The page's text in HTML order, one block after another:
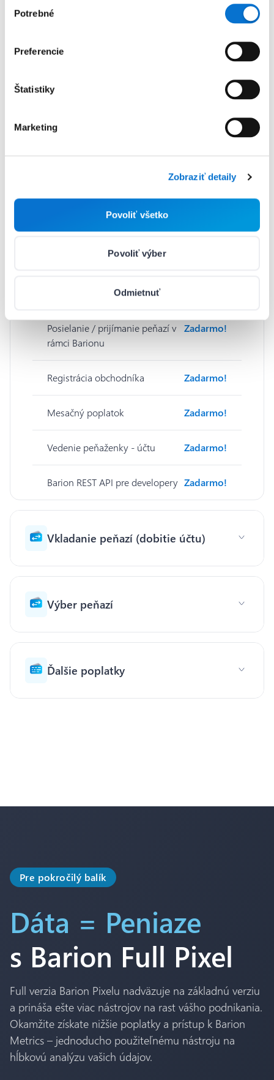
súhlasu
Potrebné
Preferencie
Štatistiky
Marketing
Zobraziť detaily
Povoliť všetko
Povoliť výber
Odmietnuť
Doplnkové služby a
Základné služby
Barion web a mobilná app
Posielanie / prijímanie peňazí v
rámci Barionu
Zadarmo!
Registrácia obchodníka Zadarmo!
Mesačný poplatok Zadarmo!
Vedenie peňaženky - účtu Zadarmo!
Barion REST API pre developery Zadarmo!
Vkladanie peňazí (dobitie účtu)
Výber peňazí
Ďalšie poplatky
Pre pokročilý balík
Dáta = Peniaze
s Barion Full Pixel
Full verzia Barion Pixelu nadväzuje na základnú verziu
a prináša ešte viac nástrojov na rast vášho podnikania.
Okamžite získate nižšie poplatky a prístup k Barion
Metrics – jednoducho použiteľnému nástroju na
hĺbkovú analýzu vašich údajov.